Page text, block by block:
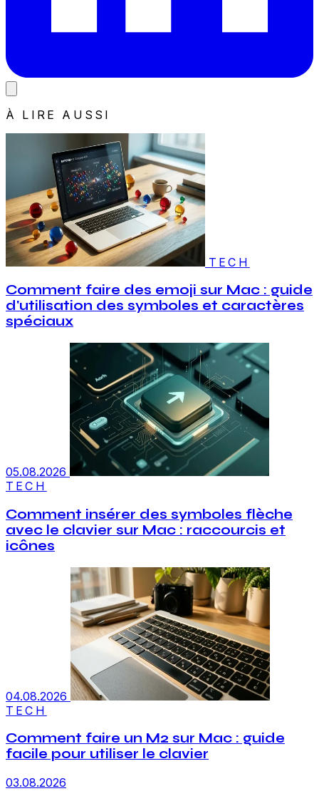
À LIRE AUSSI
TECH
Comment faire des emoji sur Mac : guide
d'utilisation des symboles et caractères
spéciaux
05.08.2026
TECH
Comment insérer des symboles flèche
avec le clavier sur Mac : raccourcis et
icônes
04.08.2026
TECH
Comment faire un M2 sur Mac : guide
facile pour utiliser le clavier
03.08.2026